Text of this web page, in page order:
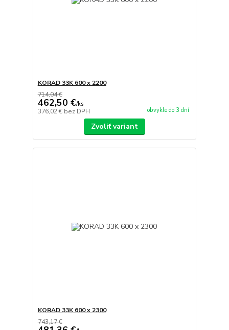
KORAD 33K 600 x 2200
714,04 €
462,50 €/ks
376,02 € bez DPH obvykle do 3 dní
Zvoliť variant
KORAD 33K 600 x 2300
743,17 €